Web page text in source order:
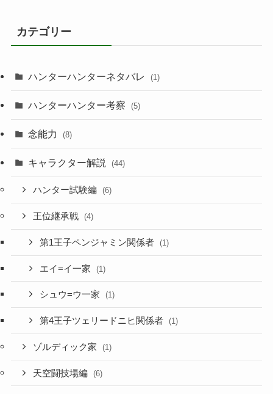
カテゴリー
ハンターハンターネタバレ (1)
ハンターハンター考察 (5)
念能力 (8)
キャラクター解説 (44)
ハンター試験編 (6)
王位継承戦 (4)
第1王子ペンジャミン関係者 (1)
エイ=イ一家 (1)
シュウ=ウ一家 (1)
第4王子ツェリードニヒ関係者 (1)
ゾルディック家 (1)
天空闘技場編 (6)